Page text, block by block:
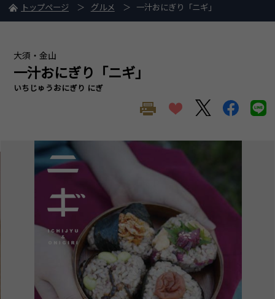
トップページ グルメ 一汁おにぎり「ニギ」
大須・金山
一汁おにぎり「ニギ」
いちじゅうおにぎり にぎ